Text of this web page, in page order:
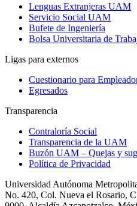
Lenguas Extranjeras UAM
Servicio Social UAM
Bufete de Ingeniería
Bolsa Universitaria de
Ligas para externos
Cuestionario para
Egresados
Transparencia
Contraloría Social
Transparencia de la UAM
Buzón UAM – Quejas y
Política de Privacidad
Universidad Autónoma
No. 420, Col. Nueva el Rosario,